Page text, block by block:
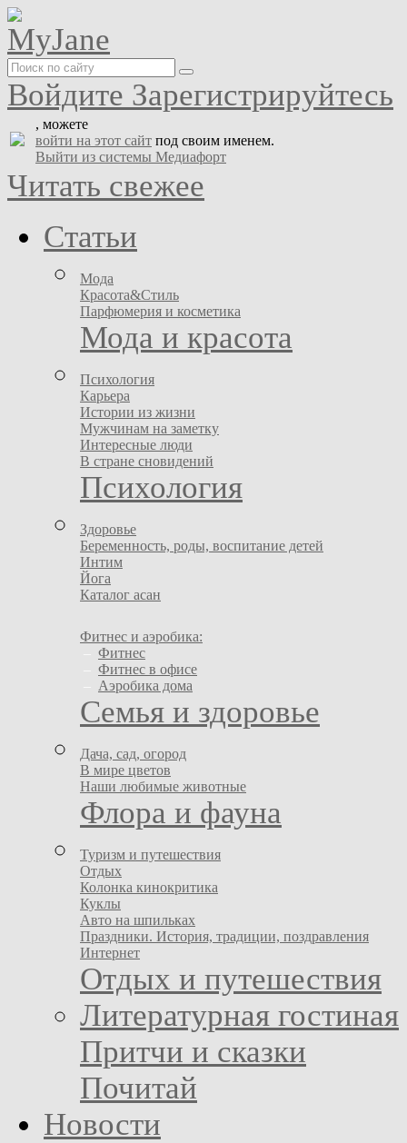
Войдите Зарегистрируйтесь
, можете
войти на этот сайт под своим именем.
Выйти из системы Медиафорт
Читать свежее
Статьи
Мода
Красота&Стиль
Парфюмерия и косметика
Мода и красота
Психология
Карьера
Истории из жизни
Мужчинам на заметку
Интересные люди
В стране сновидений
Психология
Здоровье
Беременность, роды, воспитание детей
Интим
Йога
Каталог асан
Фитнес и аэробика:
Фитнес
Фитнес в офисе
Аэробика дома
Семья и здоровье
Дача, сад, огород
В мире цветов
Наши любимые животные
Флора и фауна
Туризм и путешествия
Отдых
Колонка кинокритика
Куклы
Авто на шпильках
Праздники. История, традиции, поздравления
Интернет
Отдых и путешествия
Литературная гостиная
Притчи и сказки
Почитай
Новости